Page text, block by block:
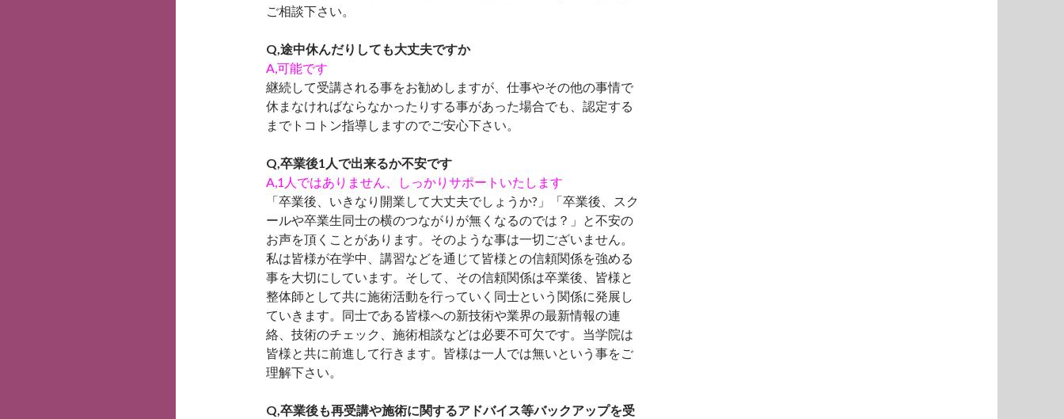
ご相談下さい。
Q,途中休んだりしても大丈夫ですか
A,可能です
継続して受講される事をお勧めしますが、仕事やその他の事情で
休まなければならなかったりする事があった場合でも、認定する
までトコトン指導しますのでご安心下さい。
Q,卒業後1人で出来るか不安です
A,1人ではありません、しっかりサポートいたします
「卒業後、いきなり開業して大丈夫でしょうか?」「卒業後、スク
ールや卒業生同士の横のつながりが無くなるのでは？」と不安の
お声を頂くことがあります。そのような事は一切ございません。
私は皆様が在学中、講習などを通じて皆様との信頼関係を強める
事を大切にしています。そして、その信頼関係は卒業後、皆様と
整体師として共に施術活動を行っていく同士という関係に発展し
ていきます。同士である皆様への新技術や業界の最新情報の連
絡、技術のチェック、施術相談などは必要不可欠です。当学院は
皆様と共に前進して行きます。皆様は一人では無いという事をご
理解下さい。
Q,卒業後も再受講や施術に関するアドバイス等バックアップを受